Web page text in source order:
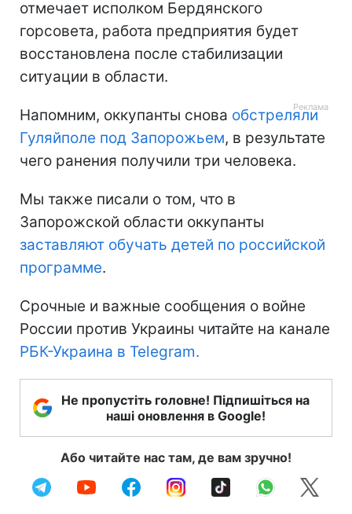
отмечает исполком Бердянского
горсовета, работа предприятия будет
восстановлена после стабилизации
ситуации в области.
Напомним, оккупанты снова обстреляли
Гуляйполе под Запорожьем, в результате
чего ранения получили три человека.
Мы также писали о том, что в
Запорожской области оккупанты
заставляют обучать детей по российской
программе.
Срочные и важные сообщения о войне
России против Украины читайте на канале
РБК-Украина в Telegram.
Не пропустіть головне! Підпишіться на
наші оновлення в Google!
Або читайте нас там, де вам зручно!